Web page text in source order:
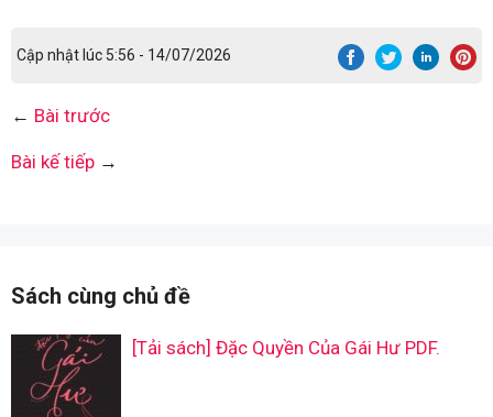
Cập nhật lúc 5:56 - 14/07/2026
← Bài trước
Bài kế tiếp →
Sách cùng chủ đề
[Tải sách] Đặc Quyền Của Gái Hư PDF.